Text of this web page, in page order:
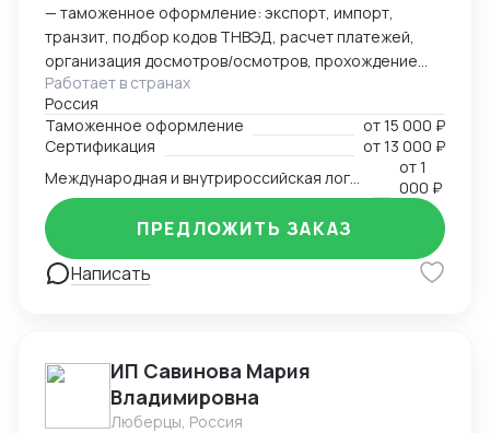
— таможенное оформление: экспорт, импорт,
транзит, подбор кодов ТНВЭД, расчет платежей,
организация досмотров/осмотров, прохождение
доп. проверок, возврат обеспечения; — логистика:
авто, авиа, морской транспорт, ж/д; — консалтинг
и сопровождение по таможенным процедурам,
валютному контролю и бухгалтерии;
— бухгалтерский аутсорсинг; — получение
разрешительной документации: сертификаты,
разрешения.
Работает в странах
Россия
Таможенное оформление
от15 000 ₽
Сертификация
от13 000 ₽
от1
000 ₽
Написать
ПРЕДЛОЖИТЬ ЗАКАЗ
ИП Савинова Мария
Владимировна
Люберцы, Россия